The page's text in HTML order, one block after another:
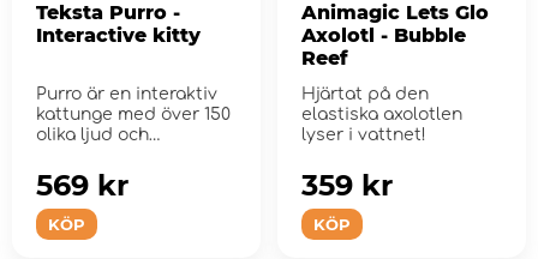
Teksta Purro -
Interactive kitty
Purro är en interaktiv
kattunge med över 150
olika ljud och
KÖP
569 kr
Animagic Lets Glo
Axolotl - Bubble
Reef
Hjärtat på den
elastiska axolotlen
lyser i vattnet!
KÖP
359 kr